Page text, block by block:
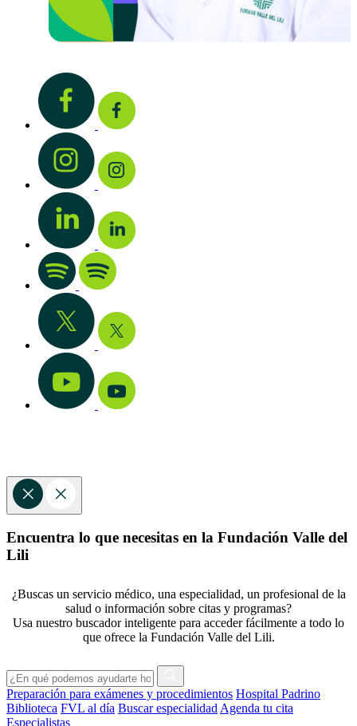
Encuentra lo que necesitas en la Fundación Valle del
Lili
¿Buscas un servicio médico, una especialidad, un profesional de la
salud o información sobre citas y programas?
Usa nuestro buscador inteligente para acceder fácilmente a todo lo
que ofrece la Fundación Valle del Lili.
Preparación para exámenes y procedimientos Hospital Padrino
Biblioteca FVL al día Buscar especialidad Agenda tu cita
Especialistas